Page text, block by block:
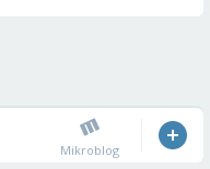
Mikroblog